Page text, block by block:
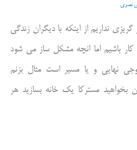
نصری
نداریم از اینکه با دیگران زندگی
باشیم اما انچه مشکل ساز می شود
نهایی و یا مسیر است مثال بزنم
مسترکا یک خانه بسازید هر